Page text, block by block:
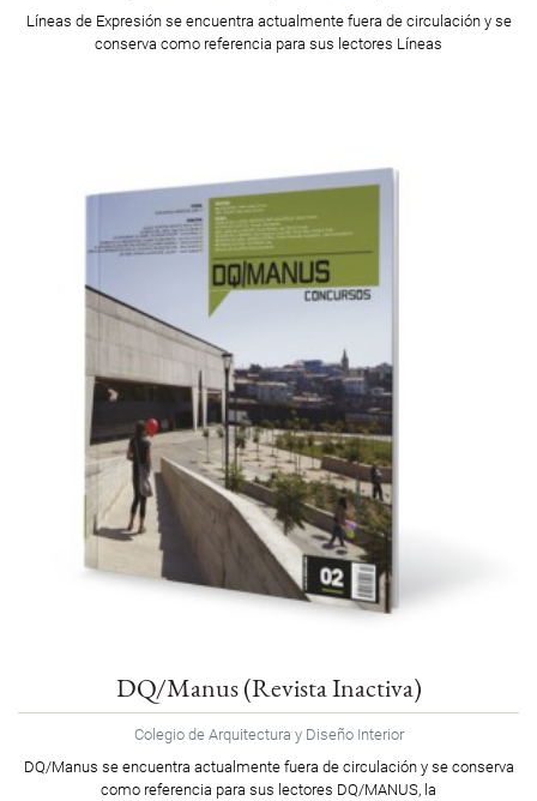
Líneas de Expresión se encuentra actualmente fuera de circulación y se
conserva como referencia para sus lectores Líneas
DQ/Manus (Revista Inactiva)
Colegio de Arquitectura y Diseño Interior
DQ/Manus se encuentra actualmente fuera de circulación y se conserva
como referencia para sus lectores DQ/MANUS, la